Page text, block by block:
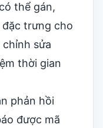
thể gán,
trưng cho
sửa
thời gian
phản hồi
được mã